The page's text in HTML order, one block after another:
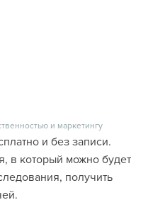
и маркетингу
и без записи.
в который можно будет
получить